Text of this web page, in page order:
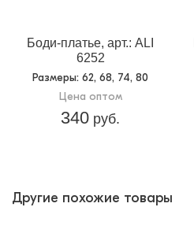
Боди-платье, арт.: ALI
6252
Размеры: 62, 68, 74, 80
Цена оптом
340 руб.
Другие похожие товары